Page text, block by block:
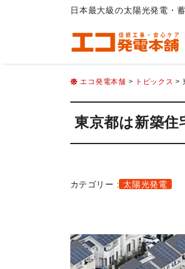
日本最大級の太陽光発電・
エコ発電本舗 > トピックス >
東京都は新築住
カテゴリー : 太陽光発電